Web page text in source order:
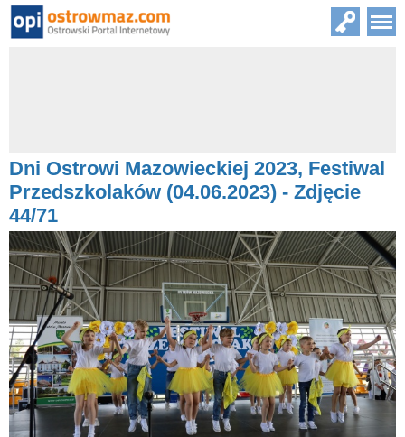
Dni Ostrowi Mazowieckiej 2023, Festiwal
Przedszkolaków (04.06.2023) - Zdjęcie
44/71